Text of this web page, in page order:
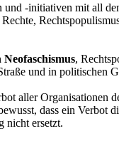
und -initiativen mit all
Neofaschismus,
und in politischen
aller Organisationen
dass ein Verbot
nicht ersetzt.